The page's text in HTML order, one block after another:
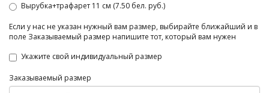
Вырубка+трафарет 11 см (7.50 бел. руб.)
Если у нас не указан нужный вам размер, выбирайте ближайший и в
поле Заказываемый размер напишите тот, который вам нужен
Укажите свой индивидуальный размер
Заказываемый размер